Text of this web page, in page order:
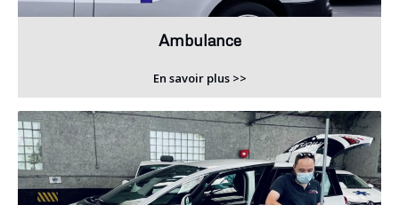
Ambulance
En savoir plus >>